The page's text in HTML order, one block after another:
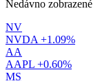
Nedávno zobrazené
NV
NVDA +1.09%
AA
AAPL +0.60%
MS